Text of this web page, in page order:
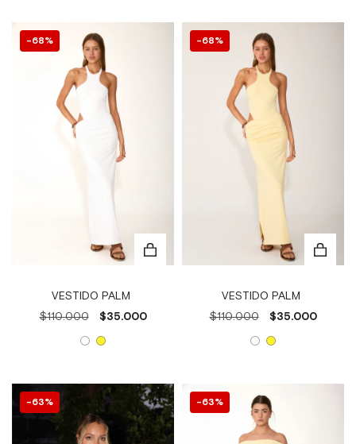
68%
VESTIDO PALM
$110.000
$35.000
68%
VESTIDO PALM
$110.000
$35.000
63% 63%